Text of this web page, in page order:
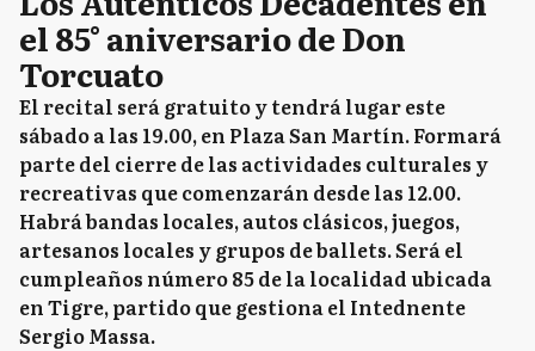
el 85° aniversario de Don
Torcuato
El recital será gratuito y tendrá lugar este
sábado a las 19.00, en Plaza San Martín. Formará
parte del cierre de las actividades culturales y
recreativas que comenzarán desde las 12.00.
Habrá bandas locales, autos clásicos, juegos,
artesanos locales y grupos de ballets. Será el
cumpleaños número 85 de la localidad ubicada
en Tigre, partido que gestiona el Intednente
Sergio Massa.